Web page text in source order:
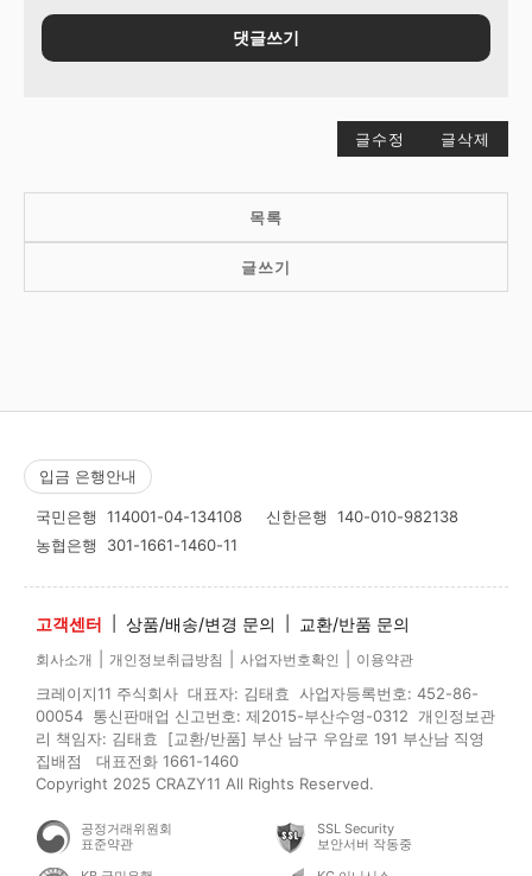
댓글쓰기
글수정 글삭제
목록
글쓰기
입금 은행안내
국민은행 114001-04-134108 신한은행 140-010-982138
농협은행 301-1661-1460-11
고객센터 상품/배송/변경 문의 교환/반품 문의
회사소개 개인정보취급방침 사업자번호확인 이용약관
크레이지11 주식회사 대표자: 김태효 사업자등록번호: 452-86-
00054 통신판매업 신고번호: 제2015-부산수영-0312 개인정보관
리 책임자: 김태효 [교환/반품] 부산 남구 우암로 191 부산남 직영
집배점 대표전화 1661-1460
Copyright 2025 CRAZY11 All Rights Reserved.
공정거래위원회
표준약관
SSL Security
보안서버 작동중